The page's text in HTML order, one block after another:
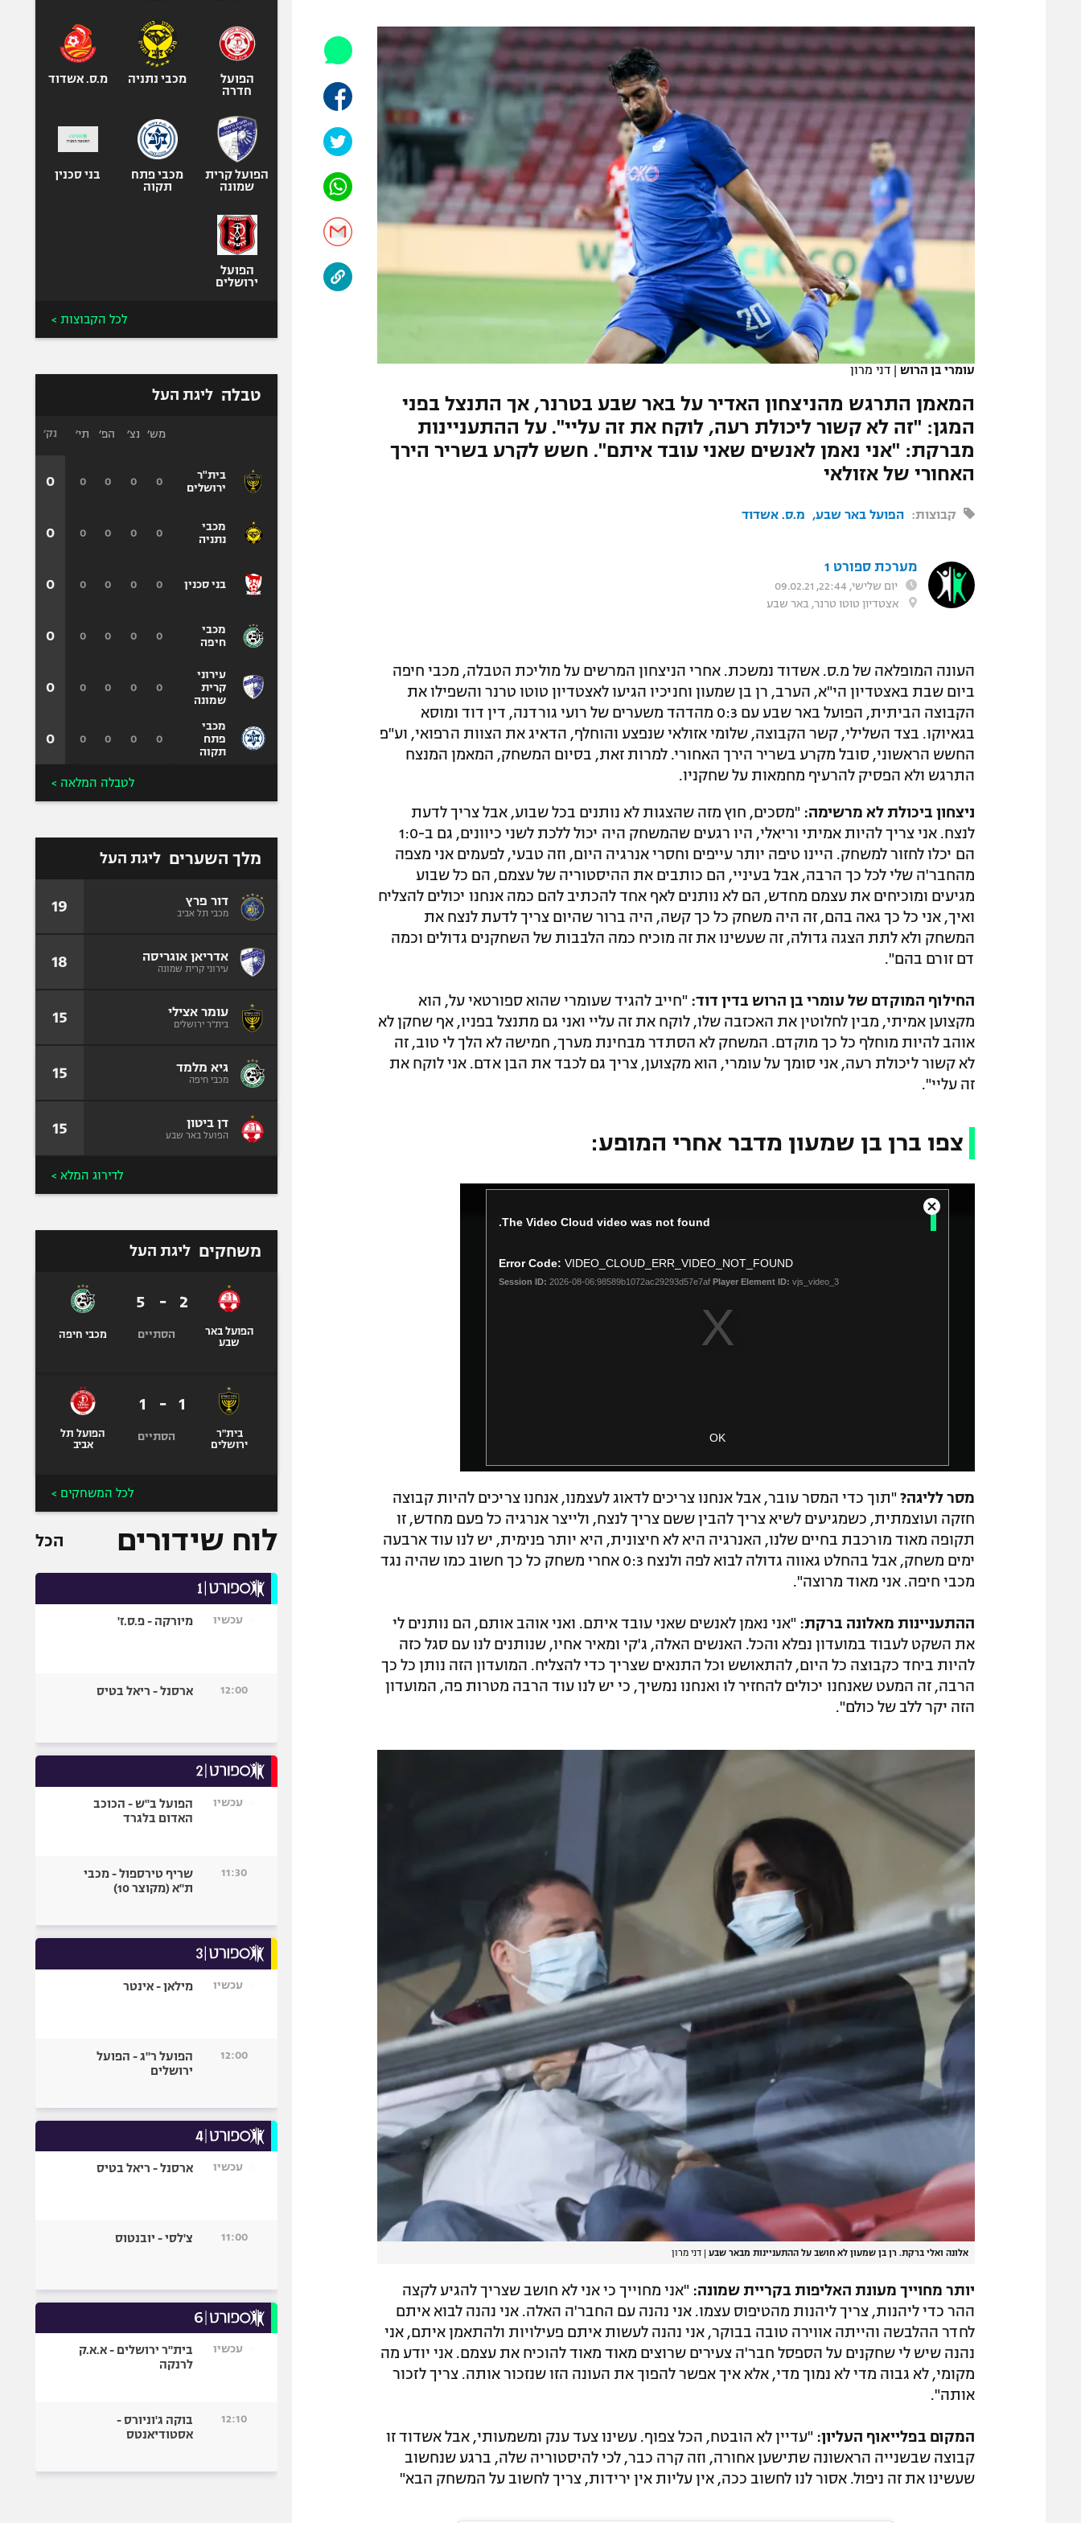
תקנון משתתפים וזוכים בפרסים
תקנון עבור פעילות אלקטרה
תקנון עבור פעילות ספורט 1 – "מרלן"
תנאי שימוש
מדיניות פרטיות
תקנון פעילות ספורט 1
רשיון להקרנה פומבית לבית עסק
הצטרפות לחבילת הערוצים
לוח דרושים – ג'ובנט
המגזין
הפועל תל אביב
הפועל חיפה
הפועל באר שבע
מכבי נתניה
בני יהודה
ליגה סינית
ליגה ברזילאית
ליגות נוספות
אופניים
ספורט מוטורי
כדורמים
בייסבול MLB
ספורט אתגרי
אומנויות לחימה
עומרי בן הרוש | דני מרון
המאמן התרגש מהניצחון האדיר על באר שבע בטרנר, אך התנצל בפני
המגן: "זה לא קשור ליכולת רעה, לוקח את זה עליי". על ההתעניינות
מברקת: "אני נאמן לאנשים שאני עובד איתם". חשש לקרע בשריר הירך
האחורי של אזולאי
קבוצות: הפועל באר שבע מ.ס. אשדוד
מערכת ספורט 1
יום שלישי, 22:44, 09.02.21
אצטדיון טוטו טרנר, באר שבע
העונה המופלאה של מ.ס. אשדוד נמשכת. אחרי הניצחון המרשים על מוליכת הטבלה, מכבי חיפה
ביום שבת באצטדיון הי"א, הערב, רן בן שמעון וחניכיו הגיעו לאצטדיון טוטו טרנר והשפילו את
הקבוצה הביתית, הפועל באר שבע עם 0:3 מהדהד משערים של רועי גורדנה, דין דוד ומוסא
בגאיוקו. בצד השלילי, קשר הקבוצה, שלומי אזולאי שנפצע והוחלף, הדאיג את הצוות הרפואי, וע"פ
החשש הראשוני, סובל מקרע בשריר הירך האחורי. למרות זאת, בסיום המשחק, המאמן המנצח
התרגש ולא הפסיק להרעיף מחמאות על שחקניו.
ניצחון ביכולת לא מרשימה: "מסכים, חוץ מזה שהצגות לא נותנים בכל שבוע, אבל צריך לדעת
לנצח. אני צריך להיות אמיתי וריאלי, היו רגעים שהמשחק היה יכול ללכת לשני כיוונים, גם ב-1:0
הם יכלו לחזור למשחק. היינו טיפה יותר עייפים וחסרי אנרגיה היום, וזה טבעי, לפעמים אני מצפה
מהחבר'ה שלי לכל כך הרבה, אבל בעיניי, הם כותבים את ההיסטוריה של עצמם, הם כל שבוע
מגיעים ומוכיחים את עצמם מחדש, הם לא נותנים לאף אחד להכתיב להם כמה אנחנו יכולים להצליח
ואיך, אני כל כך גאה בהם, זה היה משחק כל כך קשה, היה ברור שהיום צריך לדעת לנצח את
המשחק ולא לתת הצגה גדולה, זה שעשינו את זה מוכיח כמה הלבבות של השחקנים גדולים וכמה
דם זורם בהם".
החילוף המוקדם של עומרי בן הרוש בדין דוד: "חייב להגיד שעומרי שהוא ספורטאי על, הוא
מקצוען אמיתי, מבין לחלוטין את האכזבה שלו, לוקח את זה עליי ואני גם מתנצל בפניו, אף שחקן לא
אוהב להיות מוחלף כל כך מוקדם. המשחק לא הסתדר מבחינת מערך, חמישה לא הלך לי טוב, זה
לא קשור ליכולת רעה, אני סומך על עומרי, הוא מקצוען, צריך גם לכבד את הבן אדם. אני לוקח את
זה עליי".
צפו ברן בן שמעון מדבר אחרי המופע:
n
d
o
w
.
The Video Cloud video was not found.
Error Code: VIDEO_CLOUD_ERR_VIDEO_NOT_FOUND
Session ID: 2026-08-06:98589b1072ac29293d57e7af Player Element ID: vjs_video_3
OK
C
l
g
מסר לליגה? "תוך כדי המסר עובר, אבל אנחנו צריכים לדאוג לעצמנו, אנחנו צריכים להיות קבוצה
חזקה ועוצמתית, כשמגיעים לשיא צריך להבין ששם צריך לנצח, ולייצר אנרגיה כל פעם מחדש, זו
תקופה מאוד מורכבת בחיים שלנו, האנרגיה היא לא חיצונית, היא יותר פנימית, יש לנו עוד ארבעה
ימים משחק, אבל בהחלט גאווה גדולה לבוא לפה ולנצח 0:3 אחרי משחק כל כך חשוב כמו שהיה נגד
מכבי חיפה. אני מאוד מרוצה".
ההתעניינות מאלונה ברקת: "אני נאמן לאנשים שאני עובד איתם. ואני אוהב אותם, הם נותנים לי
את השקט לעבוד במועדון נפלא והכל. האנשים האלה, ג'קי ומאיר אחיו, שנותנים לנו עם סגל כזה
להיות ביחד כקבוצה כל היום, להתאושש וכל התנאים שצריך כדי להצליח. המועדון הזה נותן כל כך
הרבה, זה המעט שאנחנו יכולים להחזיר לו ואנחנו נמשיך, כי יש לנו עוד הרבה מטרות פה, המועדון
הזה יקר ללב של כולם".
אלונה ואלי ברקת. רן בן שמעון לא חושב על ההתעניינות מבאר שבע | דני מרון
יותר מחוייך מעונת האליפות בקריית שמונה: "אני מחוייך כי אני לא חושב שצריך להגיע לקצה
ההר כדי ליהנות, צריך ליהנות מהטיפוס עצמו. אני נהנה עם החבר'ה האלה. אני נהנה לבוא איתם
לחדר ההלבשה והייתה אווירה טובה בבוקר, אני נהנה לעשות איתם פעילויות ולהתאמן איתם, אני
נהנה שיש לי שחקנים על הספסל חבר'ה צעירים שרוצים מאוד מאוד להוכיח את עצמם. אני יודע מה
מקומי, לא גבוה מדי לא נמוך מדי, אלא איך אפשר להפוך את העונה הזו שנזכור אותה. צריך לזכור
אותה".
המקום בפלייאוף העליון: "עדיין לא הובטח, הכל צפוף. עשינו צעד ענק ומשמעותי, אבל אשדוד זו
קבוצה שבשנייה הראשונה שתישען אחורה, וזה קרה כבר, לכי להיסטוריה שלה, ברגע שנחשוב
שעשינו את זה ניפול. אסור לנו לחשוב ככה, אין עליות אין ירידות, צריך לחשוב על המשחק הבא"
הפועל
חדרה
מכבי נתניה מ.ס. אשדוד
הפועל קרית
שמונה
מכבי פתח
תקוה
בני סכנין
הפועל
ירושלים
לכל הקבוצות >
טבלה ליגת העל
בית"ר
ירושלים
מכבי
נתניה
בני סכנין
מכבי
חיפה
עירוני
קרית
שמונה
מכבי
פתח
תקוה
מש׳ נצ׳ הפ׳ תי׳
0
0
0
0
0
0
0
0
0
0
0
0
0
0
0
0
0
0
0
0
0
0
0
0
נק׳
0
0
0
0
0
0
לטבלה המלאה >
מלך השערים ליגת העל
דור פרץ
מכבי תל אביב 19
אדריאן אוגריסה
עירוני קרית שמונה 18
עומר אצילי
בית"ר ירושלים 15
גיא מלמד
מכבי חיפה 15
דן ביטון
הפועל באר שבע 15
לדירוג המלא >
משחקים ליגת העל
הפועל באר
שבע
2
-
5
הסתיים מכבי חיפה
בית"ר
ירושלים
1
-
1
הסתיים
הפועל תל
אביב
לכל המשחקים >
לוח שידורים הכל
עכשיו מיורקה - פ.ס.ז'
12:00 ארסנל - ריאל בטיס
עכשיו
הפועל ב"ש - הכוכב
האדום בלגרד
11:30
שריף טירספול - מכבי
ת"א (מקוצר 10)
עכשיו מילאן - אינטר
12:00
הפועל ר"ג - הפועל
ירושלים
עכשיו ארסנל - ריאל בטיס
11:00 צ'לסי - יובנטוס
עכשיו
בית"ר ירושלים - א.א.ק
לרנקה
12:10
בוקה ג'וניורס -
אסטודיאנטס